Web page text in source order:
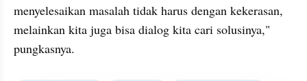
menyelesaikan masalah tidak harus dengan kekerasan,
melainkan kita juga bisa dialog kita cari solusinya,"
pungkasnya.